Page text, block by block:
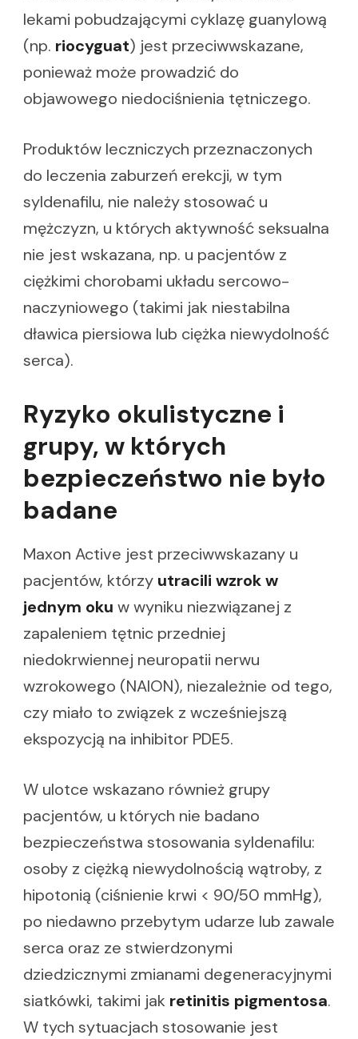
lekami pobudzającymi cyklazę guanylową
(np. riocyguat) jest przeciwwskazane,
ponieważ może prowadzić do
objawowego niedociśnienia tętniczego.
Produktów leczniczych przeznaczonych
do leczenia zaburzeń erekcji, w tym
syldenafilu, nie należy stosować u
mężczyzn, u których aktywność seksualna
nie jest wskazana, np. u pacjentów z
ciężkimi chorobami układu sercowo-
naczyniowego (takimi jak niestabilna
dławica piersiowa lub ciężka niewydolność
serca).
Ryzyko okulistyczne i
grupy, w których
bezpieczeństwo nie było
badane
Maxon Active jest przeciwwskazany u
pacjentów, którzy utracili wzrok w
jednym oku w wyniku niezwiązanej z
zapaleniem tętnic przedniej
niedokrwiennej neuropatii nerwu
wzrokowego (NAION), niezależnie od tego,
czy miało to związek z wcześniejszą
ekspozycją na inhibitor PDE5.
W ulotce wskazano również grupy
pacjentów, u których nie badano
bezpieczeństwa stosowania syldenafilu:
osoby z ciężką niewydolnością wątroby, z
hipotonią (ciśnienie krwi < 90/50 mmHg),
po niedawno przebytym udarze lub zawale
serca oraz ze stwierdzonymi
dziedzicznymi zmianami degeneracyjnymi
siatkówki, takimi jak retinitis pigmentosa.
W tych sytuacjach stosowanie jest